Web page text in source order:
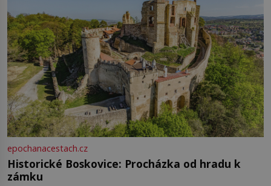
epochanacestach.cz
Historické Boskovice: Procházka od hradu k
zámku